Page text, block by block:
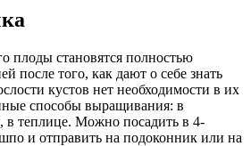
плоды становятся полностью
после того, как дают о себе знать
кустов нет необходимости в их
способы выращивания: в
в теплице. Можно посадить в 4-
и отправить на подоконник или на